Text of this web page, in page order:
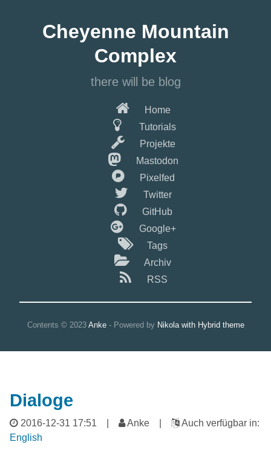
HauptinhaltCheyenne Mountain
Complex
there will be blog
Home
Tutorials
Projekte
Mastodon
Pixelfed
Twitter
GitHub
Google+
Tags
Archiv
RSS
Contents © 2023 Anke- Powered by Nikola with Hybrid theme
Dialoge
2016-12-31 17:51 Anke |
Auch verfügbar in:
English